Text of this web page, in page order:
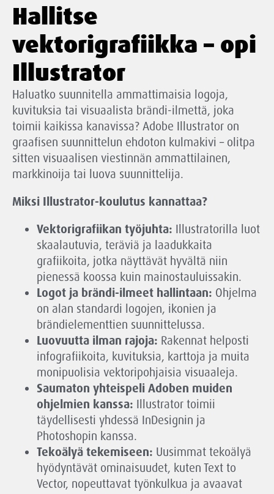
Hallitse
vektorigrafiikka – opi
Illustrator
Haluatko suunnitella ammattimaisia logoja,
kuvituksia tai visuaalista brändi-ilmettä, joka
toimii kaikissa kanavissa? Adobe Illustrator on
graafisen suunnittelun ehdoton kulmakivi – olitpa
sitten visuaalisen viestinnän ammattilainen,
markkinoija tai luova suunnittelija.
Miksi Illustrator-koulutus kannattaa?
Vektorigrafiikan työjuhta: Illustratorilla luot
skaalautuvia, teräviä ja laadukkaita
grafiikoita, jotka näyttävät hyvältä niin
pienessä koossa kuin mainostauluissakin.
Logot ja brändi-ilmeet hallintaan: Ohjelma
on alan standardi logojen, ikonien ja
brändielementtien suunnittelussa.
Luovuutta ilman rajoja: Rakennat helposti
infografiikoita, kuvituksia, karttoja ja muita
monipuolisia vektoripohjaisia visuaaleja.
Saumaton yhteispeli Adoben muiden
ohjelmien kanssa: Illustrator toimii
täydellisesti yhdessä InDesignin ja
Photoshopin kanssa.
Tekoälyä tekemiseen: Uusimmat tekoälyä
hyödyntävät ominaisuudet, kuten Text to
Vector, nopeuttavat työnkulkua ja avaavat